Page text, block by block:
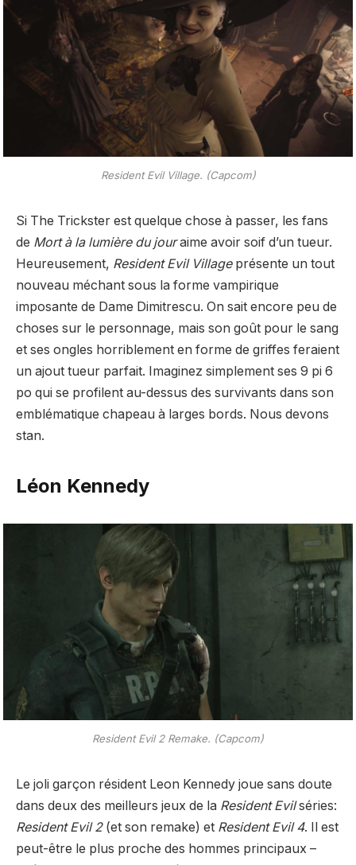
Resident Evil Village. (Capcom)
Si The Trickster est quelque chose à passer, les fans
de Mort à la lumière du jouraime avoir soif d’un tueur.
Heureusement, Resident Evil Villageprésente un tout
nouveau méchant sous la forme vampirique
imposante de Dame Dimitrescu. On sait encore peu de
choses sur le personnage, mais son goût pour le sang
et ses ongles horriblement en forme de griffes feraient
un ajout tueur parfait. Imaginez simplement ses 9 pi 6
po qui se profilent au-dessus des survivants dans son
emblématique chapeau à larges bords. Nous devons
stan.
Léon Kennedy
Resident Evil 2 Remake. (Capcom)
Le joli garçon résident Leon Kennedy joue sans doute
dans deux des meilleurs jeux de la Resident Evilséries:
Resident Evil 2(et son remake) et Resident Evil 4. Il est
peut-être le plus proche des hommes principaux –